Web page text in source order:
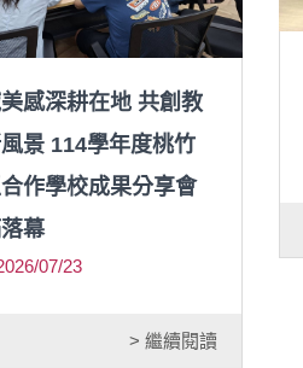
感深耕在地 共創教
景 114學年度桃竹
作學校成果分享會
幕
07/23
> 繼續閱讀